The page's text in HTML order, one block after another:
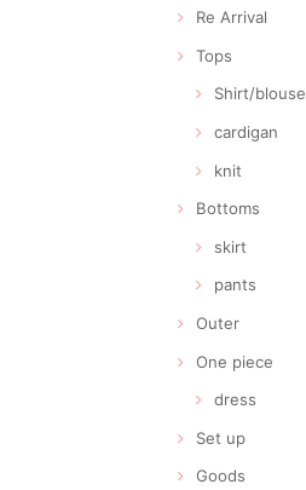
Re Arrival
Tops
Shirt/blouse
cardigan
knit
Bottoms
skirt
pants
Outer
One piece
dress
Set up
Goods